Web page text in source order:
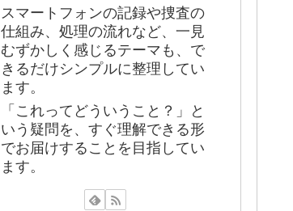
スマートフォンの記録や捜査の
仕組み、処理の流れなど、一見
むずかしく感じるテーマも、で
きるだけシンプルに整理してい
ます。
「これってどういうこと？」と
いう疑問を、すぐ理解できる形
でお届けすることを目指してい
ます。